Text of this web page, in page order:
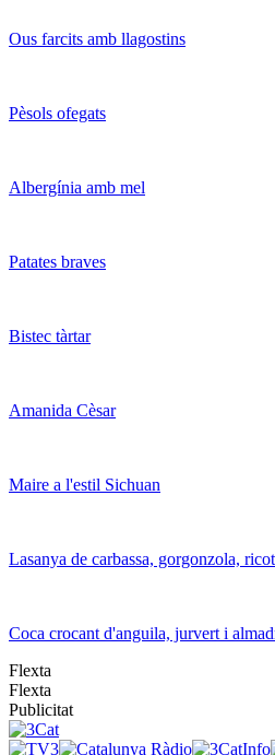
Ous farcits amb llagostins
Pèsols ofegats
Albergínia amb mel
Patates braves
Bistec tàrtar
Amanida Cèsar
Maire a l'estil Sichuan
Lasanya de carbassa, gorgonzola,
Coca crocant d'anguila, jurvert i
Flexta
Flexta
Publicitat